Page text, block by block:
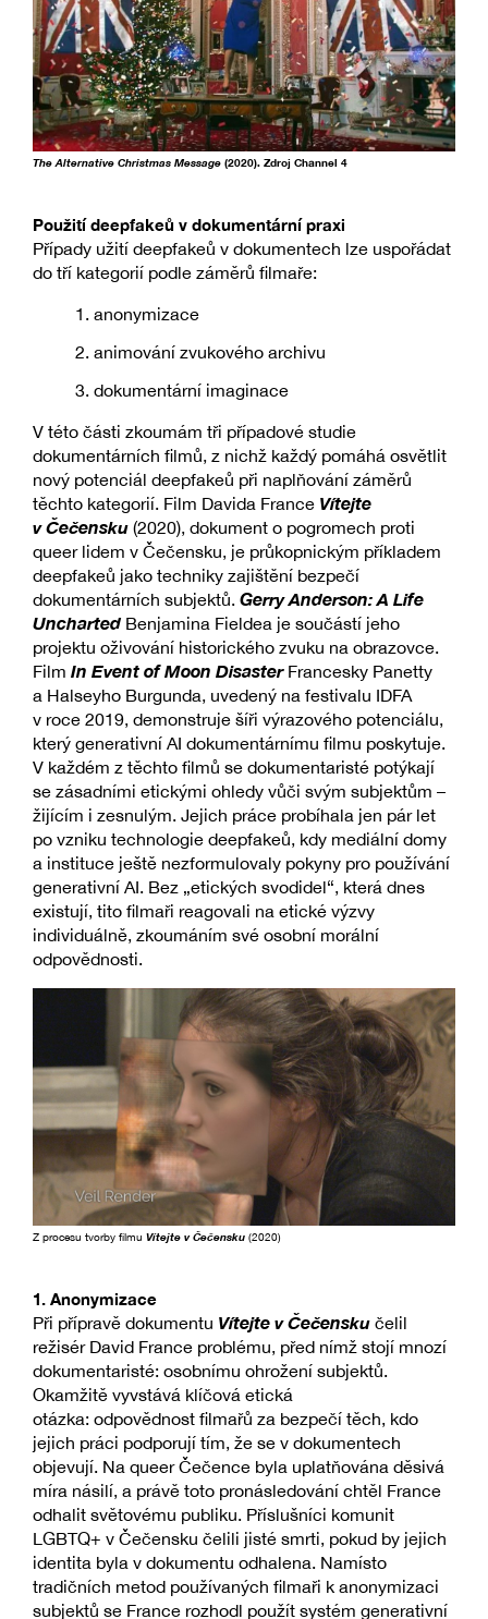
The Alternative Christmas Message (2020). Zdroj Channel 4
Použití deepfakeů v dokumentární praxi
Případy užití deepfakeů v dokumentech lze uspořádat
do tří kategorií podle záměrů filmaře:
anonymizace
animování zvukového archivu
dokumentární imaginace
V této části zkoumám tři případové studie
dokumentárních filmů, z nichž každý pomáhá osvětlit
nový potenciál deepfakeů při naplňování záměrů
těchto kategorií. Film Davida France Vítejte
v Čečensku (2020), dokument o pogromech proti
queer lidem v Čečensku, je průkopnickým příkladem
deepfakeů jako techniky zajištění bezpečí
dokumentárních subjektů. Gerry Anderson: A Life
Uncharted Benjamina Fieldea je součástí jeho
projektu oživování historického zvuku na obrazovce.
Film In Event of Moon DisasterFrancesky Panetty
a Halseyho Burgunda, uvedený na festivalu IDFA
v roce 2019, demonstruje šíři výrazového potenciálu,
který generativní AI dokumentárnímu filmu poskytuje.
V každém z těchto filmů se dokumentaristé potýkají
se zásadními etickými ohledy vůči svým subjektům –
žijícím i zesnulým. Jejich práce probíhala jen pár let
po vzniku technologie deepfakeů, kdy mediální domy
a instituce ještě nezformulovaly pokyny pro používání
generativní AI. Bez „etických svodidel“, která dnes
existují, tito filmaři reagovali na etické výzvy
individuálně, zkoumáním své osobní morální
odpovědnosti.
Z procesu tvorby filmu Vítejte v Čečensku (2020)
1. Anonymizace
Při přípravě dokumentu Vítejte v Čečensku čelil
režisér David France problému, před nímž stojí mnozí
dokumentaristé: osobnímu ohrožení subjektů.
Okamžitě vyvstává klíčová etická
otázka: odpovědnost filmařů za bezpečí těch, kdo
jejich práci podporují tím, že se v dokumentech
objevují. Na queer Čečence byla uplatňována děsivá
míra násilí, a právě toto pronásledování chtěl France
odhalit světovému publiku. Příslušníci komunit
LGBTQ+ v Čečensku čelili jisté smrti, pokud by jejich
identita byla v dokumentu odhalena. Namísto
tradičních metod používaných filmaři k anonymizaci
subjektů se France rozhodl použít systém generativní